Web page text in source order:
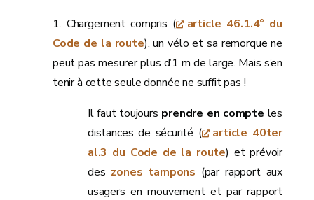
1. Chargement compris (
article 46.1.4° du
Code de la route), un vélo et sa remorque ne
peut pas mesurer plus d’1 m de large. Mais s’en
tenir à cette seule donnée ne suffit pas !
Il faut toujours prendre en compte les
distances de sécurité (
article 40ter
al.3 du Code de la route) et prévoir
des zones tampons (par rapport aux
usagers en mouvement et par rapport